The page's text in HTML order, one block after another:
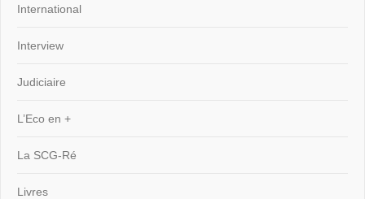
International
Interview
Judiciaire
L’Eco en +
La SCG-Ré
Livres